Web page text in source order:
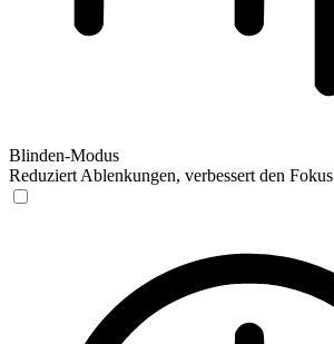
Blinden-Modus
Reduziert Ablenkungen, verbessert den Fokus